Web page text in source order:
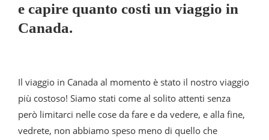
e capire quanto costi un viaggio in
Canada.
Il viaggio in Canada al momento è stato il nostro viaggio
più costoso! Siamo stati come al solito attenti senza
però limitarci nelle cose da fare e da vedere, e alla fine,
vedrete, non abbiamo speso meno di quello che